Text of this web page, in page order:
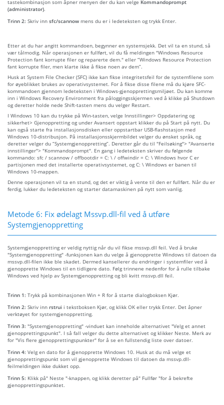
tastekombinasjon som åpner menyen der du kan velge Kommandoprompt
(administrator).
Trinn 2: Skriv inn sfc/scannow mens du er i ledeteksten og trykk Enter.
Etter at du har angitt kommandoen, begynner en systemsjekk. Det vil ta en stund, så
vær tålmodig. Når operasjonen er fullført, vil du få meldingen "Windows Resource
Protection fant korrupte filer og reparerte dem." eller “Windows Resource Protection
fant korrupte filer, men klarte ikke å fikse noen av dem”.
Husk at System File Checker (SFC) ikke kan fikse integritetsfeil for de systemfilene som
for øyeblikket brukes av operativsystemet. For å fikse disse filene må du kjøre SFC-
kommandoen gjennom ledeteksten i Windows-gjenopprettingsmiljøet. Du kan komme
inn i Windows Recovery Environment fra påloggingsskjermen ved å klikke på Shutdown
og deretter holde nede Shift-tasten mens du velger Restart.
I Windows 10 kan du trykke på Win-tasten, velge Innstillinger> Oppdatering og
sikkerhet> Gjenoppretting og under Avansert oppstart klikker du på Start på nytt. Du
kan også starte fra installasjonsdisken eller oppstartbar USB-flashstasjon med
Windows 10-distribusjon. På installasjonsskjermbildet velger du ønsket språk, og
deretter velger du “Systemgjenoppretting”. Deretter går du til "Feilsøking"> "Avanserte
innstillinger"> "Kommandoprompt". En gang i ledeteksten skriver du følgende
kommando: sfc / scannow / offbootdir = C: \ / offwindir = C: \ Windows hvor C er
partisjonen med det installerte operativsystemet, og C: \ Windows er banen til
Windows 10-mappen.
Denne operasjonen vil ta en stund, og det er viktig å vente til den er fullført. Når du er
ferdig, lukker du ledeteksten og starter datamaskinen på nytt som vanlig.
Metode 6: Fix ødelagt Mssvp.dll-fil ved å utføre
Systemgjenoppretting
Systemgjenoppretting er veldig nyttig når du vil fikse mssvp.dll feil. Ved å bruke
"Systemgjenoppretting" -funksjonen kan du velge å gjenopprette Windows til datoen da
mssvp.dll-filen ikke ble skadet. Dermed kansellerer du endringer i systemfiler ved å
gjenopprette Windows til en tidligere dato. Følg trinnene nedenfor for å rulle tilbake
Windows ved hjelp av Systemgjenoppretting og bli kvitt mssvp.dll feil.
Trinn 1: Trykk på kombinasjonen Win + R for å starte dialogboksen Kjør.
Trinn 2: Skriv inn rstrui i tekstboksen Kjør, og klikk OK eller trykk Enter. Det åpner
verktøyet for systemgjenoppretting.
Trinn 3: "Systemgjenoppretting" -vinduet kan inneholde alternativet "Velg et annet
gjenopprettingspunkt". I så fall velger du dette alternativet og klikker Neste. Merk av
for "Vis flere gjenopprettingspunkter" for å se en fullstendig liste over datoer.
Trinn 4: Velg en dato for å gjenopprette Windows 10. Husk at du må velge et
gjenopprettingspunkt som vil gjenopprette Windows til datoen da mssvp.dll-
feilmeldingen ikke dukket opp.
Trinn 5: Klikk på" Neste "-knappen, og klikk deretter på" Fullfør "for å bekrefte
gjenopprettingspunktet.